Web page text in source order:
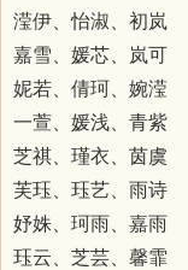
滢伊、怡淑、初岚
嘉雪、媛芯、岚可
妮若、倩珂、婉滢
一萱、媛浅、青紫
芝祺、瑾衣、茵虞
芙珏、珏艺、雨诗
妤姝、珂雨、嘉雨
珏云、芝芸、馨霏